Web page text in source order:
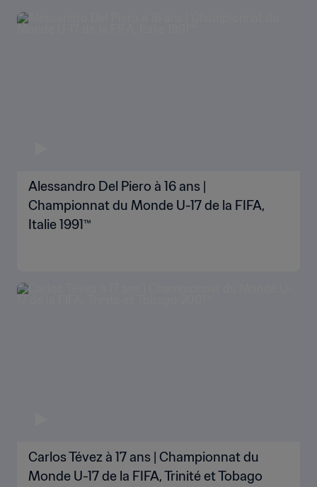
Alessandro Del Piero à 16 ans |
Championnat du Monde U-17 de la FIFA,
Italie 1991™
Carlos Tévez à 17 ans | Championnat du
Monde U-17 de la FIFA, Trinité et Tobago